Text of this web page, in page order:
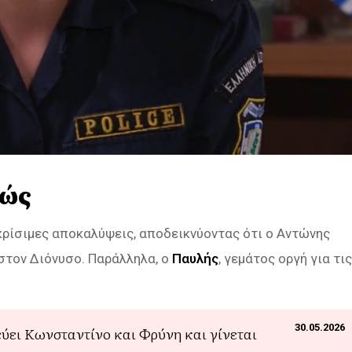
αποκαλύψεις, αποδεικνύοντας ότι ο Αντώνης
Διόνυσο. Παράλληλα, ο Παυλής, γεμάτος οργή για τις
30.05.2026
Κωνσταντίνο και Φρύνη και γίνεται